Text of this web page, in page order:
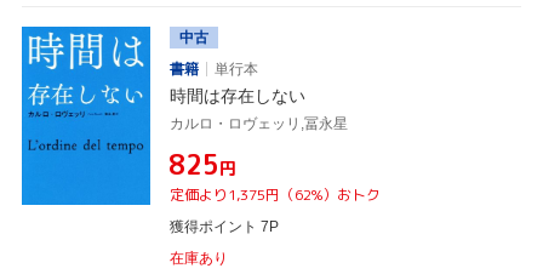
中古
書籍
単行本
時間は存在しない
カルロ・ロヴェッリ,冨永星
¥825円
定価より1,375円（62%）おトク
獲得ポイント 7P
在庫あり